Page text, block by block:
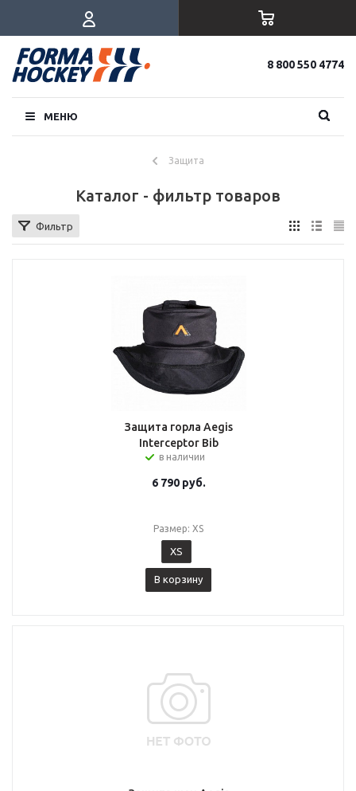
8 800 550 4774
МЕНЮ
Защита
Каталог - фильтр товаров
Фильтр
Защита горла Aegis
Interceptor Bib
в наличии
6 790руб.
Размер: XS
XS
В корзину